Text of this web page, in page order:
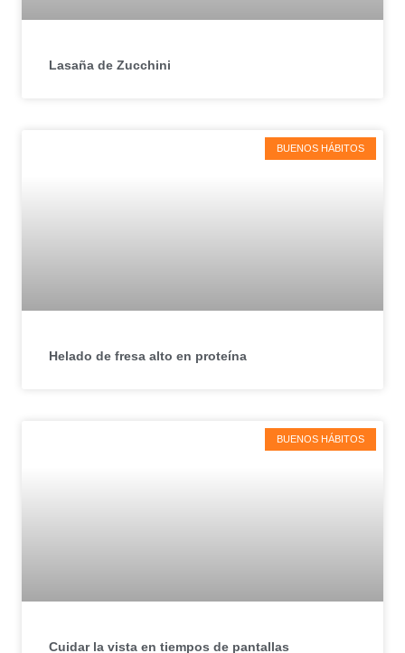
Lasaña de Zucchini
BUENOS HÁBITOS
Helado de fresa alto en proteína
BUENOS HÁBITOS
Cuidar la vista en tiempos de pantallas